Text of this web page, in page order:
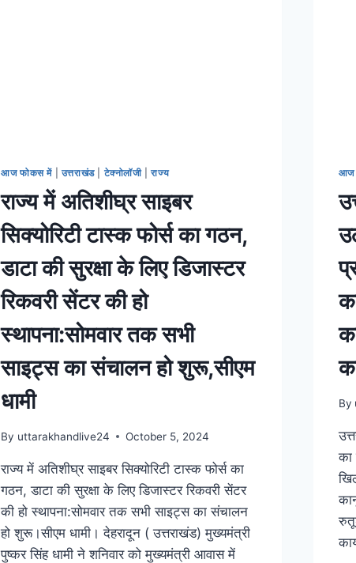
आज फोकस में उत्तराखंड| टेक्नोलॉजी|राज्य
राज्य में अतिशीघ्र साइबर
सिक्योरिटी टास्क फोर्स का गठन,
डाटा की सुरक्षा के लिए डिजास्टर
रिकवरी सेंटर की हो
स्थापना:सोमवार तक सभी
साइट्स का संचालन हो शुरू,सीएम
धामी
By uttarakhandlive24 October 5, 2024
राज्य में अतिशीघ्र साइबर सिक्योरिटी टास्क फोर्स का
गठन, डाटा की सुरक्षा के लिए डिजास्टर रिकवरी सेंटर
की हो स्थापना:सोमवार तक सभी साइट्स का संचालन
हो शुरू।सीएम धामी। देहरादून ( उत्तराखंड) मुख्यमंत्री
पुष्कर सिंह धामी ने शनिवार को मुख्यमंत्री आवास में
आज
By
का